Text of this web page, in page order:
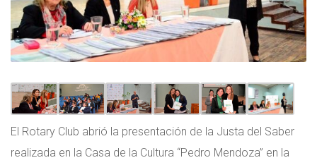
El Rotary Club abrió la presentación de la Justa del Saber
realizada en la Casa de la Cultura “Pedro Mendoza” en la